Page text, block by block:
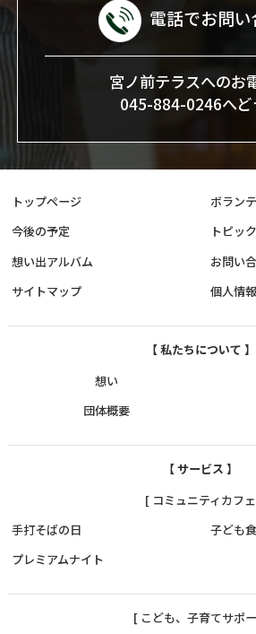
電話でお問
宮ノ前テラスへのお
045-884-0246へど
トップページ
ボラン
今後の予定
トピッ
想い出アルバム
お問い
サイトマップ
個人情
【 私たちについて 】
想い
団体概要
【 サービス 】
[ コミュニティカフ
手打そばの日
子ども
プレミアムナイト
[ こども、子育てサポ